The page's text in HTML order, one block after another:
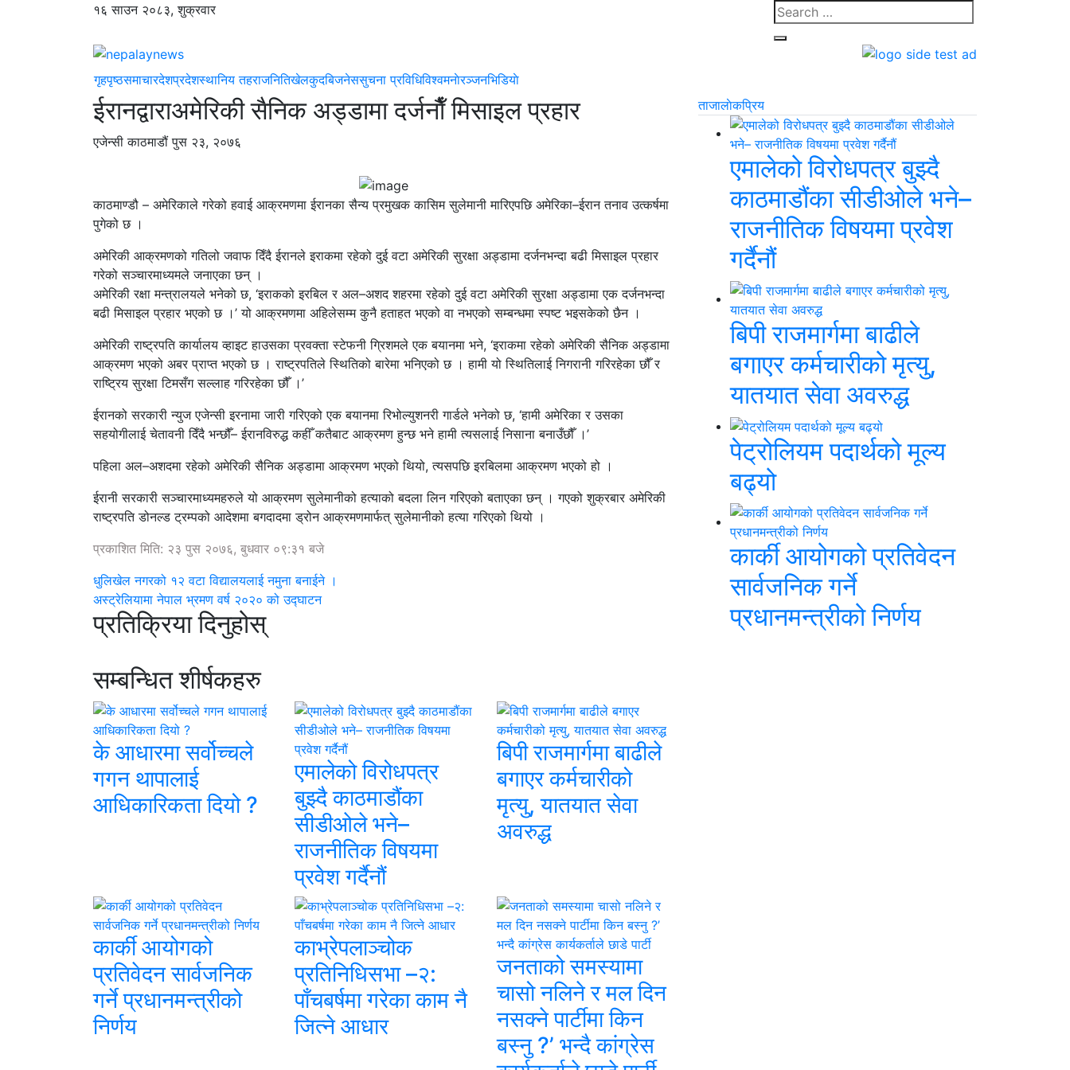
१६ साउन २०८३, शुक्रवार
गृहपृष्ठसमाचारदेशप्रदेशस्थानिय तहराजनितिखेलकुदबिजनेससुचना प्रविधिविश्वमनाेरञ्जनभिडियाे
ईरानद्वाराअमेरिकी सैनिक अड्डामा दर्जनाैँ मिसाइल प्रहार
एजेन्सीकाठमाडौंपुस २३, २०७६
काठमाण्डौ – अमेरिकाले गरेको हवाई आक्रमणमा ईरानका सैन्य प्रमुखक कासिम सुलेमानी मारिएपछि अमेरिका–ईरान तनाव उत्कर्षमा
पुगेको छ ।
अमेरिकी आक्रमणको गतिलो जवाफ दिँदै ईरानले इराकमा रहेको दुई वटा अमेरिकी सुरक्षा अड्डामा दर्जनभन्दा बढी मिसाइल प्रहार
गरेको सञ्चारमाध्यमले जनाएका छन् ।
अमेरिकी रक्षा मन्त्रालयले भनेको छ, ‘इराकको इरबिल र अल–अशद शहरमा रहेको दुई वटा अमेरिकी सुरक्षा अड्डामा एक दर्जनभन्दा
बढी मिसाइल प्रहार भएको छ ।’ यो आक्रमणमा अहिलेसम्म कुनै हताहत भएको वा नभएको सम्बन्धमा स्पष्ट भइसकेको छैन ।
अमेरिकी राष्ट्रपति कार्यालय व्हाइट हाउसका प्रवक्ता स्टेफनी ग्रिशमले एक बयानमा भने, ‘इराकमा रहेको अमेरिकी सैनिक अड्डामा
आक्रमण भएको अबर प्राप्त भएको छ । राष्ट्रपतिले स्थितिको बारेमा भनिएको छ । हामी यो स्थितिलाई निगरानी गरिरहेका छौँ र
राष्ट्रिय सुरक्षा टिमसँग सल्लाह गरिरहेका छौँ ।’
ईरानको सरकारी न्युज एजेन्सी इरनामा जारी गरिएको एक बयानमा रिभोल्युशनरी गार्डले भनेको छ, ‘हामी अमेरिका र उसका
सहयोगीलाई चेतावनी दिँदै भन्छौँ– ईरानविरुद्ध कहीँ कतैबाट आक्रमण हुन्छ भने हामी त्यसलाई निसाना बनाउँछौँ ।’
पहिला अल–अशदमा रहेको अमेरिकी सैनिक अड्डामा आक्रमण भएको थियो, त्यसपछि इरबिलमा आक्रमण भएको हो ।
ईरानी सरकारी सञ्चारमाध्यमहरुले यो आक्रमण सुलेमानीको हत्याको बदला लिन गरिएको बताएका छन् । गएको शुक्रबार अमेरिकी
राष्ट्रपति डोनल्ड ट्रम्पको आदेशमा बगदादमा ड्रोन आक्रमणमार्फत् सुलेमानीको हत्या गरिएको थियो ।
प्रकाशित मिति: २३ पुस २०७६, बुधवार ०९:३१ बजे
धुलिखेल नगरको १२ वटा विद्यालयलाई नमुना बनाईने ।
अस्ट्रेलियामा नेपाल भ्रमण वर्ष २०२० को उद्घाटन
प्रतिक्रिया दिनुहोस्
सम्बन्धित शीर्षकहरु
के आधारमा सर्वोच्चले
गगन थापालाई
आधिकारिकता दियो ?
एमालेको विरोधपत्र
बुझ्दै काठमाडौंका
सीडीओले भने–
राजनीतिक विषयमा
प्रवेश गर्दैनौं
बिपी राजमार्गमा बाढीले
बगाएर कर्मचारीको
मृत्यु, यातयात सेवा
अवरुद्ध
कार्की आयोगको
प्रतिवेदन सार्वजनिक
गर्ने प्रधानमन्त्रीको
निर्णय
काभ्रेपलाञ्चोक
प्रतिनिधिसभा –२:
पाँचबर्षमा गरेका काम नै
जित्ने आधार
जनताको समस्यामा
चासो नलिने र मल दिन
नसक्ने पार्टीमा किन
बस्नु ?’ भन्दै कांग्रेस
ताजालाेकप्रिय
एमालेको विरोधपत्र बुझ्दै
काठमाडौंका सीडीओले भने–
राजनीतिक विषयमा प्रवेश
गर्दैनौं
बिपी राजमार्गमा बाढीले
बगाएर कर्मचारीको मृत्यु,
यातयात सेवा अवरुद्ध
पेट्रोलियम पदार्थको मूल्य
बढ्यो
कार्की आयोगको प्रतिवेदन
सार्वजनिक गर्ने
प्रधानमन्त्रीको निर्णय